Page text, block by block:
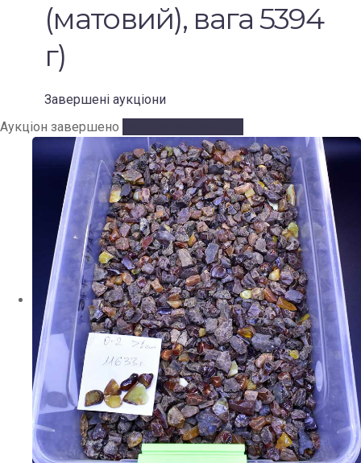
(матовий), вага 5394
г)
Завершені аукціони
Аукціон завершено